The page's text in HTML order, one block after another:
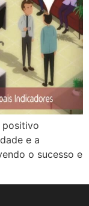
positivo
e a
o sucesso e